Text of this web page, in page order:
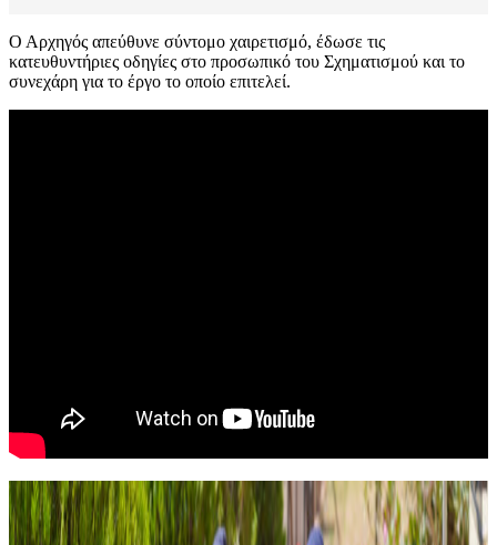
Ο Αρχηγός απεύθυνε σύντομο χαιρετισμό, έδωσε τις
κατευθυντήριες οδηγίες στο προσωπικό του Σχηματισμού και το
συνεχάρη για το έργο το οποίο επιτελεί.